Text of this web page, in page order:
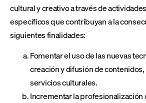
cultural y creativo a través de
específicos que contribuyan a la
siguientes finalidades:
Fomentar el uso de las nuevas
creación y difusión de
servicios culturales.
Incrementar la profesionalización